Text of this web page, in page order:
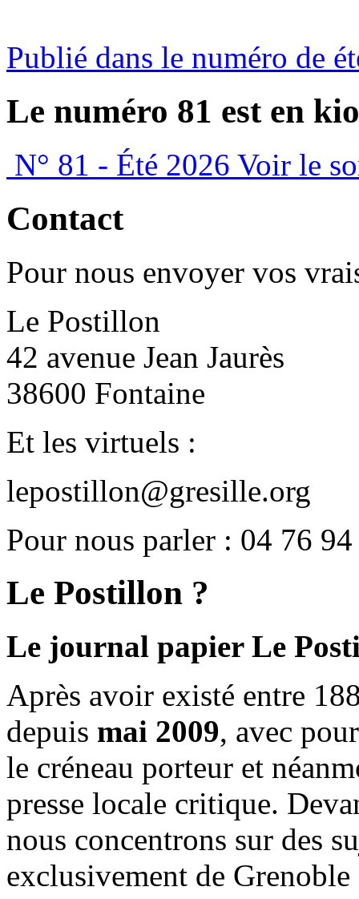
Publié dans le numéro de
Le numéro 81 est en
N° 81 - Été 2026 Voir le
Contact
Pour nous envoyer vos
Le Postillon
42 avenue Jean Jaurès
38600 Fontaine
Et les virtuels :
lepostillon@gresille.org
Pour nous parler : 04 76
Le Postillon ?
Le journal papier Le
Après avoir existé entre
depuis mai 2009, avec
le créneau porteur et
presse locale critique.
nous concentrons sur des
exclusivement de